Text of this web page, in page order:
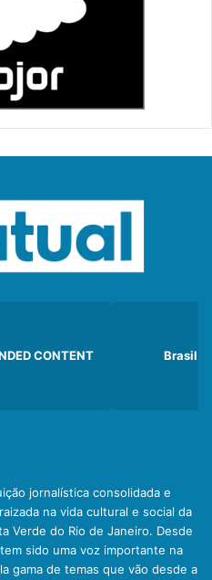
CONTENT Brasil
jornalística consolidada e
na vida cultural e social da
Verde do Rio de Janeiro. Desde
sido uma voz importante na
gama de temas que vão desde a